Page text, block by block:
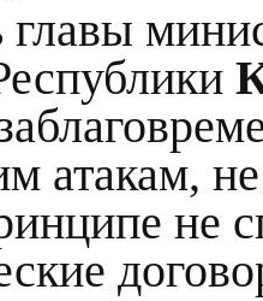
главы
атакам,
не